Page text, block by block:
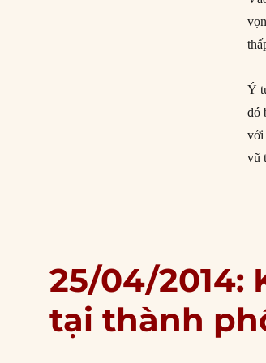
Ý
đó
với
vũ
25/04/2014:
tại thành